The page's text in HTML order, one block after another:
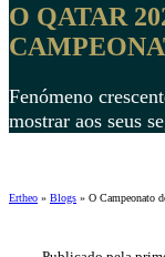
O QATAR
Fenómeno
mostrar aos seus
Ertheo » Blogs » O Campeonato